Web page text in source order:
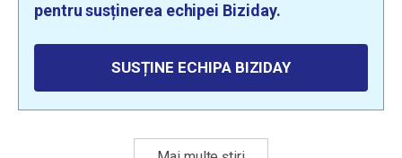
pentru susținerea echipei Biziday.
SUSȚINE ECHIPA BIZIDAY